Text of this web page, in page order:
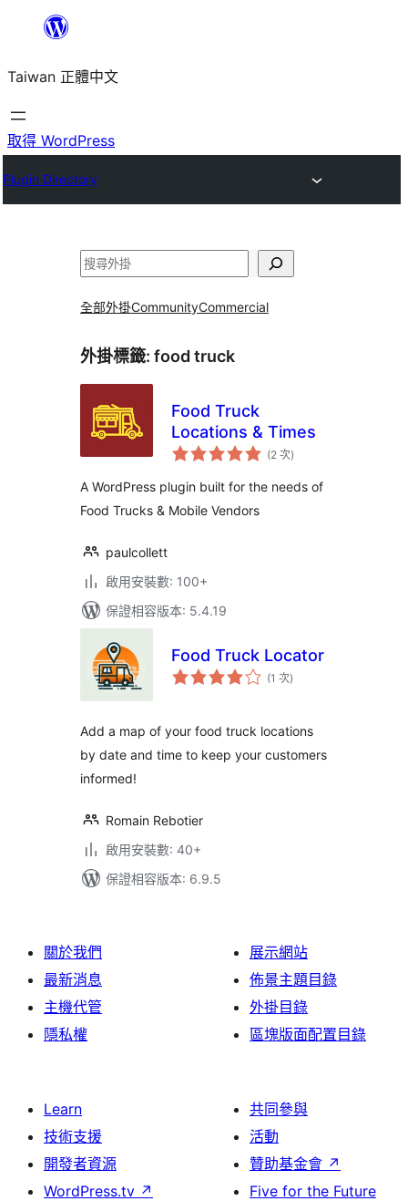
主
要
內
Taiwan 正體中文
取得 WordPress
Plugin Directory
搜
全部外掛CommunityCommercial
外掛標籤: food truck
Food Truck
Locations & Times
(2 次評
分
數
)
A WordPress plugin built for the needs of
Food Trucks & Mobile Vendors
paulcollett
啟用安裝數: 100+
保證相容版本: 5.4.19
Food Truck Locator
(1 次評
分)
Add a map of your food truck locations
by date and time to keep your customers
informed!
Romain Rebotier
啟用安裝數: 40+
保證相容版本: 6.9.5
關於我們
最新消息
主機代管
隱私權
展示網站
佈景主題目錄
外掛目錄
區塊版面配置目錄
Learn
技術支援
開發者資源
WordPress.tv ↗
共同參與
活動
贊助基金會 ↗
Five for the Future